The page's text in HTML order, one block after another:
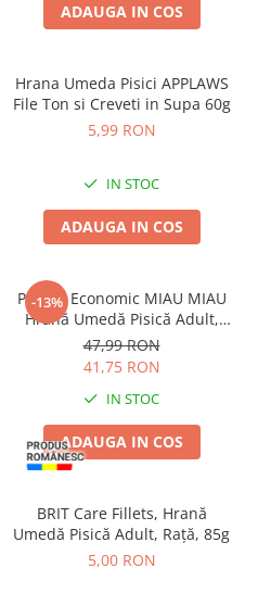
ADAUGA IN COS
Hrana Umeda Pisici APPLAWS
File Ton si Creveti in Supa 60g
5,99 RON
IN STOC
ADAUGA IN COS
-13%
Pachet Economic MIAU MIAU
Hrană Umedă Pisică Adult,
Curcan în sos, 24x100g
47,99 RON
41,75 RON
IN STOC
ADAUGA IN COS
BRIT Care Fillets, Hrană
Umedă Pisică Adult, Rață, 85g
5,00 RON